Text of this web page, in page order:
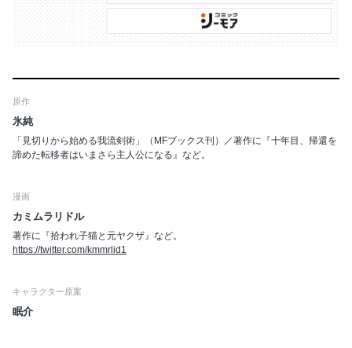
原作
氷純
「見切りから始める我流剣術」（MFブックス刊）／著作に『十年目、帰還を
諦めた転移者はいまさら主人公になる』など。
漫画
カミムラリドル
著作に『拾われ子猫と元ヤクザ』など。
https://twitter.com/kmmrlid1
キャラクター原案
眠介